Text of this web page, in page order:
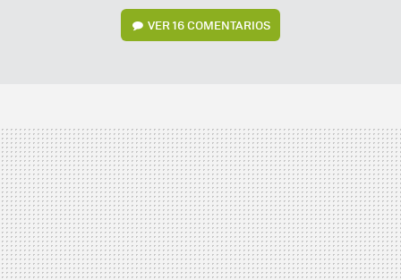
VER16 COMENTARIOS